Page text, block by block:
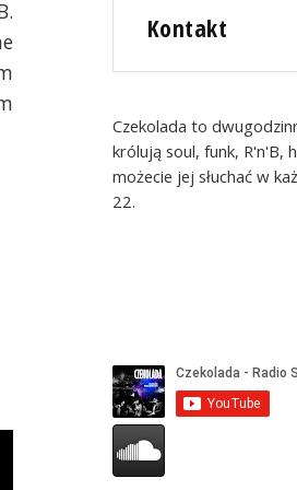
Kontakt
Czekolada to
królują soul, funk, R'n'B,
możecie jej słuchać w
22.